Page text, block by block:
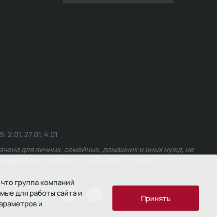
группа компаний
для работы сайта и
и
Принять
27.01, 4.01
для личных, семейных, домашних и иных нужд, не